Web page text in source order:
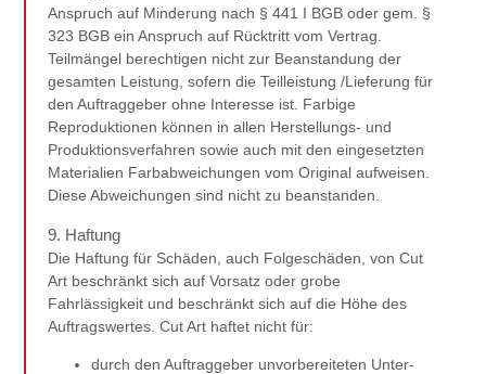
Anspruch auf Minderung nach § 441 I BGB oder gem. §
323 BGB ein Anspruch auf Rücktritt vom Vertrag.
Teilmängel berechtigen nicht zur Beanstandung der
gesamten Leistung, sofern die Teilleistung /Lieferung für
den Auftraggeber ohne Interesse ist. Farbige
Reproduktionen können in allen Herstellungs- und
Produktionsverfahren sowie auch mit den eingesetzten
Materialien Farbabweichungen vom Original aufweisen.
Diese Abweichungen sind nicht zu beanstanden.
9. Haftung
Die Haftung für Schäden, auch Folgeschäden, von Cut
Art beschränkt sich auf Vorsatz oder grobe
Fahrlässigkeit und beschränkt sich auf die Höhe des
Auftragswertes. Cut Art haftet nicht für:
durch den Auftraggeber unvorbereiteten Unter-